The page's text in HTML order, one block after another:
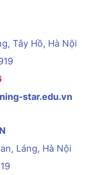
Tây Hồ, Hà Nội
star.edu.vn
Láng, Hà Nội